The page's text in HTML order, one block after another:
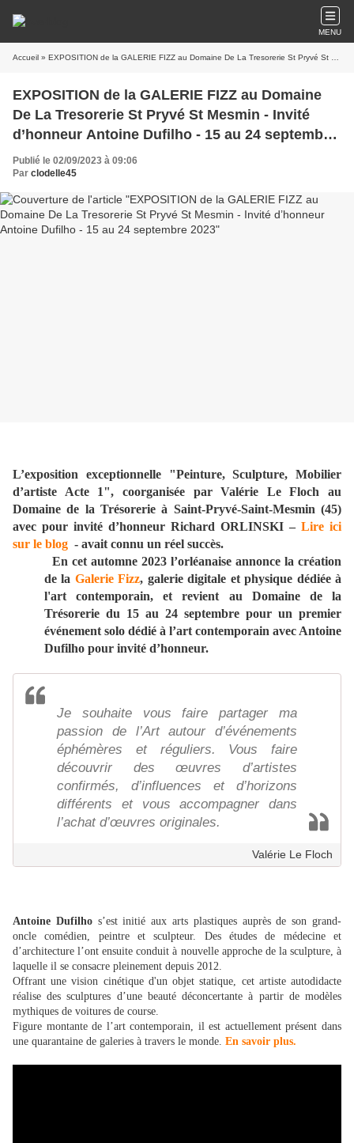
MENU
Accueil » EXPOSITION de la GALERIE FIZZ au Domaine De La Tresorerie St Pryvé St Mesmin - Invité d’honneur Antoine Dufilho - 15 au 24 septembre 2023
EXPOSITION de la GALERIE FIZZ au Domaine
De La Tresorerie St Pryvé St Mesmin - Invité
d’honneur Antoine Dufilho - 15 au 24 septembre
2023
Publié le 02/09/2023 à 09:06
Par clodelle45
L’exposition exceptionnelle "Peinture, Sculpture, Mobilier
d’artiste Acte 1", coorganisée par Valérie Le Floch au
Domaine de la Trésorerie à Saint-Pryvé-Saint-Mesmin (45)
avec pour invité d’honneur Richard ORLINSKI – Lire ici
sur le blog - avait connu un réel succès.
En cet automne 2023 l’orléanaise annonce la création
de la Galerie Fizz, galerie digitale et physique dédiée à
l'art contemporain, et revient au Domaine de la
Trésorerie du 15 au 24 septembre pour un premier
événement solo dédié à l’art contemporain avec Antoine
Dufilho pour invité d’honneur.
Je souhaite vous faire partager ma
passion de l’Art autour d’événements
éphémères et réguliers. Vous faire
découvrir des œuvres d’artistes
confirmés, d’influences et d’horizons
différents et vous accompagner dans
l’achat d’œuvres originales.
Valérie Le Floch
Antoine Dufilhos’est initié aux arts plastiques auprès de son grand-
oncle comédien, peintre et sculpteur. Des études de médecine et
d’architecture l’ont ensuite conduit à nouvelle approche de la sculpture, à
laquelle il se consacre pleinement depuis 2012.
Offrant une vision cinétique d'un objet statique, cet artiste autodidacte
réalise des sculptures d’une beauté déconcertante à partir de modèles
mythiques de voitures de course.
Figure montante de l’art contemporain, il est actuellement présent dans
une quarantaine de galeries à travers le monde. En savoir plus.